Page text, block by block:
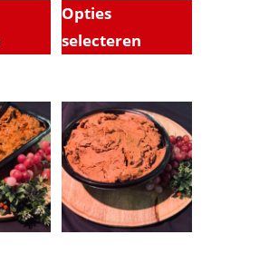
Opties
selecteren